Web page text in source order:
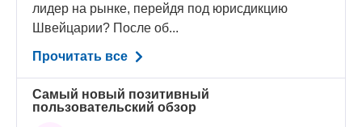
лидер на рынке, перейдя под юрисдикцию
Швейцарии? После об...
Прочитать все
Самый новый позитивный
пользовательский обзор